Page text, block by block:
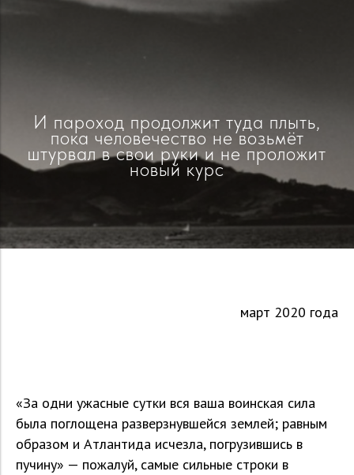
И пароход продолжит туда плыть,
пока человечество не возьмёт
штурвал в свои руки и не проложит
новый курс
март 2020 года
«За одни ужасные сутки вся ваша воинская сила
была поглощена разверзнувшейся землей; равным
образом и Атлантида исчезла, погрузившись в
пучину» — пожалуй, самые сильные строки в